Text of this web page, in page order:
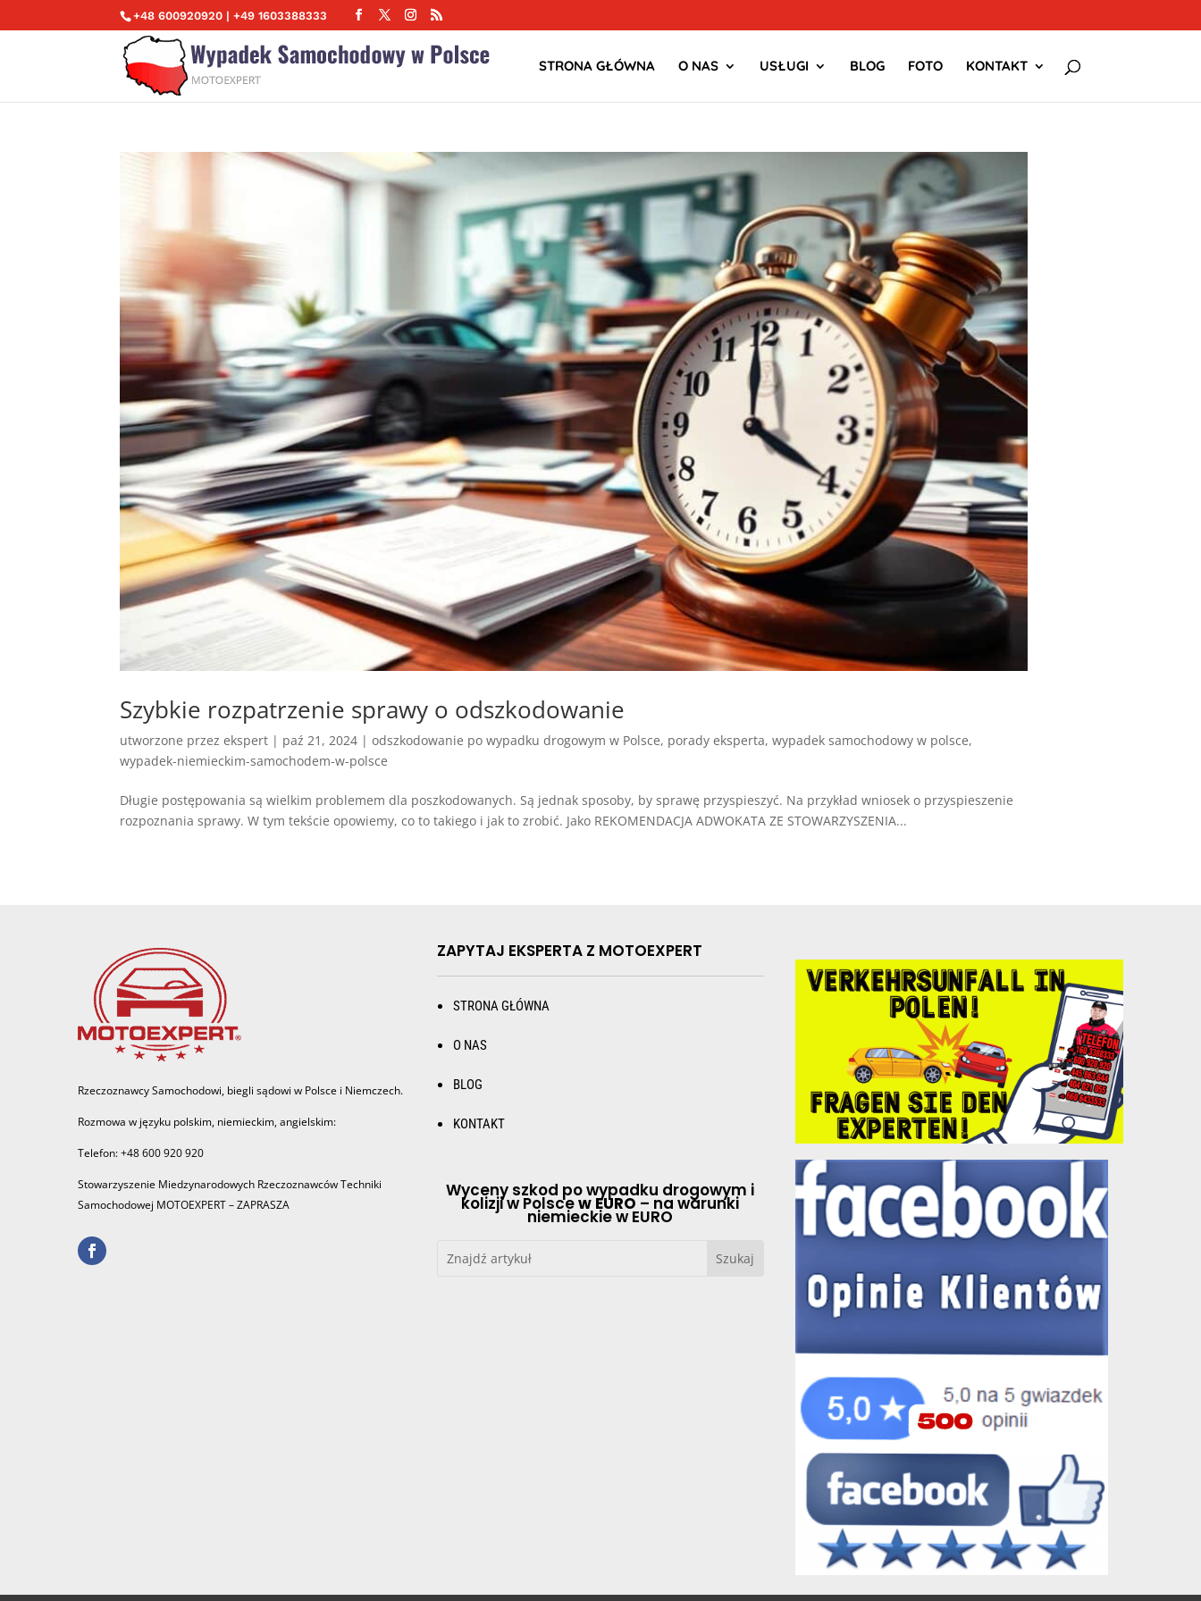
+48 600920920 | +49 1603388333
STRONA GŁÓWNA O NAS USŁUGI BLOG FOTO KONTAKT
Szybkie rozpatrzenie sprawy o odszkodowanie
utworzone przezekspert | paź 21, 2024 |odszkodowanie po wypadku drogowym w Polsce, porady eksperta,wypadek samochodowy w polsce,
wypadek-niemieckim-samochodem-w-polsce
Długie postępowania są wielkim problemem dla poszkodowanych. Są jednak sposoby, by sprawę przyspieszyć. Na przykład wniosek o przyspieszenie
rozpoznania sprawy. W tym tekście opowiemy, co to takiego i jak to zrobić. Jako REKOMENDACJA ADWOKATA ZE STOWARZYSZENIA...
Rzeczoznawcy Samochodowi, biegli sądowi w Polsce i Niemczech.
Rozmowa w języku polskim, niemieckim, angielskim:
Telefon: +48 600 920 920
Stowarzyszenie Miedzynarodowych Rzeczoznawców Techniki
Samochodowej MOTOEXPERT – ZAPRASZA
ZAPYTAJ EKSPERTA Z MOTOEXPERT
STRONA GŁÓWNA
O NAS
BLOG
KONTAKT
Wyceny szkod po wypadku drogowym i
kolizji w Polscew EURO – na warunki
niemieckie w EURO